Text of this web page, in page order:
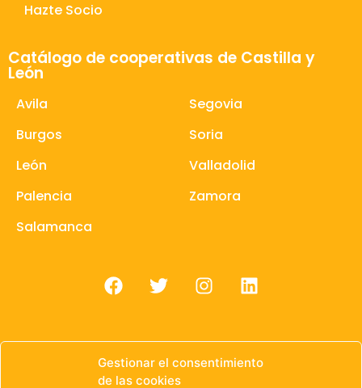
Gestionar el consentimiento
de las cookies
Hazte Socio
Catálogo de cooperativas de Castilla y
León
Avila
Burgos
León
Palencia
Salamanca
Segovia
Soria
Valladolid
Zamora
© 1985 – 2021 | OWEN Unión de Cooperativas de